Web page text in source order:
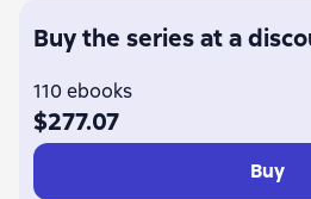
Buy the series at a
110 ebooks
$277.07
Buy